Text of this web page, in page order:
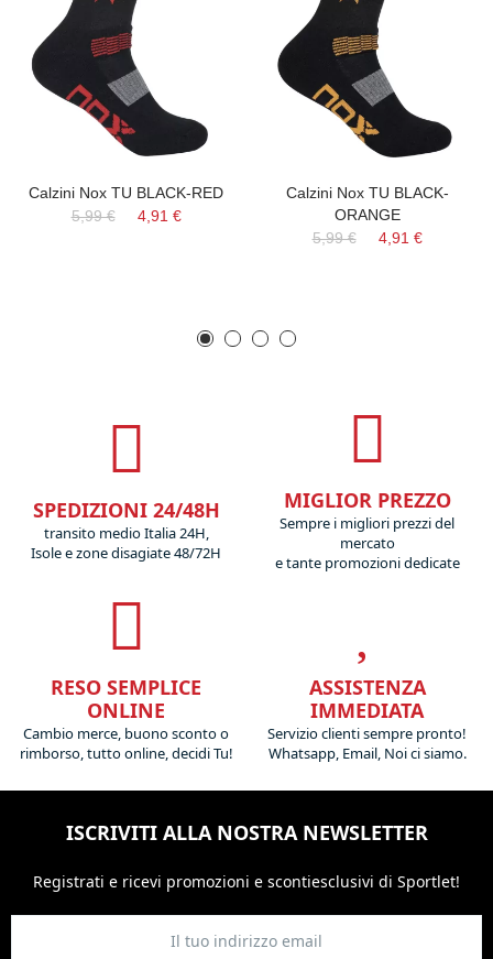
Calzini Nox TU BLACK-RED
5,99 €
4,91 €
Calzini Nox TU BLACK-
ORANGE
5,99 €
4,91 €
SPEDIZIONI 24/48H
transito medio Italia 24H,
Isole e zone disagiate 48/72H
MIGLIOR PREZZO
Sempre i migliori prezzi del
mercato
e tante promozioni dedicate
RESO SEMPLICE
ONLINE
Cambio merce, buono sconto o
rimborso, tutto online, decidi Tu!
ASSISTENZA
IMMEDIATA
Servizio clienti sempre pronto!
Whatsapp, Email, Noi ci siamo.
ISCRIVITI ALLA NOSTRA NEWSLETTER
Registrati e ricevi promozioni e scontiesclusivi di Sportlet!